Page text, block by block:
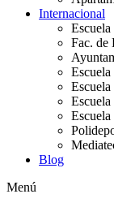
Internacional
Fac. de
Escuela
Blog
Menú